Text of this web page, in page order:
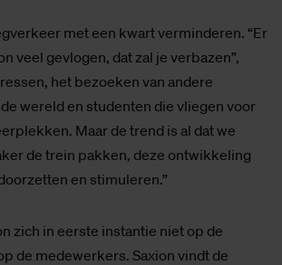
met een kwart verminderen. “Er
veel gevlogen, dat zal je verbazen”,
het bezoeken van andere
wereld en studenten die vliegen voor
Maar de trend is al dat we
de trein pakken, deze ontwikkeling
en stimuleren.”
zich in eerste instantie niet op de
de medewerkers. Saxion vindt de